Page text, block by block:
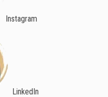
Instagram
LinkedIn